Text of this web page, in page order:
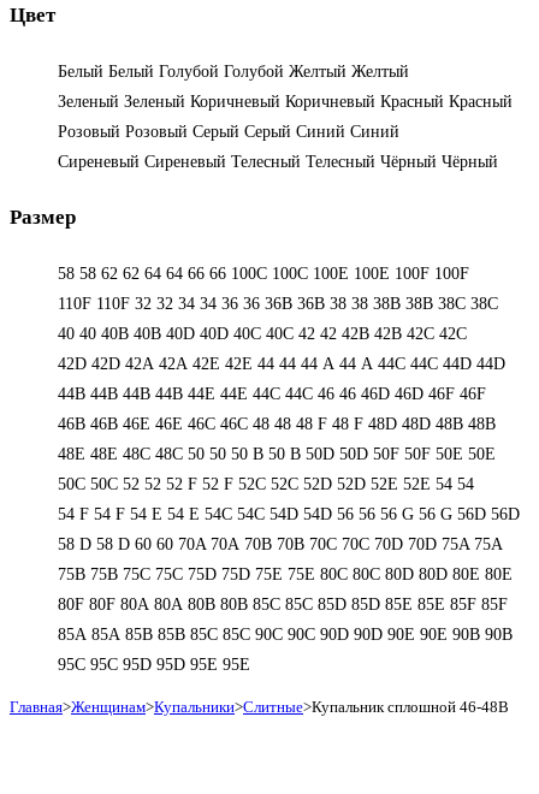
Цвет
Белый Белый Голубой Голубой Желтый Желтый
Зеленый Зеленый Коричневый Коричневый Красный Красный
Розовый Розовый Серый Серый Синий Синий
Сиреневый Сиреневый Телесный Телесный Чёрный Чёрный
Размер
58 58 62 62 64 64 66 66 100C 100C 100E 100E 100F 100F
110F 110F 32 32 34 34 36 36 36B 36B 38 38 38B 38B 38С 38С
40 40 40B 40B 40D 40D 40С 40С 42 42 42B 42B 42C 42C
42D 42D 42А 42А 42Е 42Е 44 44 44 А 44 А 44C 44C 44D 44D
44В 44В 44В 44В 44Е 44Е 44С 44С 46 46 46D 46D 46F 46F
46В 46В 46Е 46Е 46С 46С 48 48 48 F 48 F 48D 48D 48В 48В
48Е 48Е 48С 48С 50 50 50 B 50 B 50D 50D 50F 50F 50Е 50Е
50С 50С 52 52 52 F 52 F 52C 52C 52D 52D 52E 52E 54 54
54 F 54 F 54 Е 54 Е 54C 54C 54D 54D 56 56 56 G 56 G 56D 56D
58 D 58 D 60 60 70A 70A 70B 70B 70C 70C 70D 70D 75A 75A
75B 75B 75C 75C 75D 75D 75E 75E 80C 80C 80D 80D 80E 80E
80F 80F 80А 80А 80В 80В 85C 85C 85D 85D 85E 85E 85F 85F
85А 85А 85В 85В 85С 85С 90C 90C 90D 90D 90E 90E 90В 90В
95C 95C 95D 95D 95E 95E
Главная>Женщинам>Купальники>Слитные>Купальник сплошной 46-48В